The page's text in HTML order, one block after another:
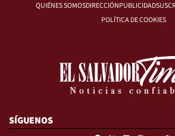
QUIÉNES SOMOSDIRECCIÓNPUBLICIDAD
POLÍTICA DE COOKIES
SÍGUENOS